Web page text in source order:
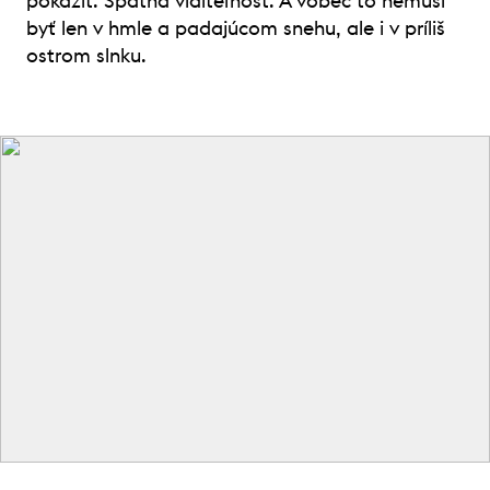
byť len v hmle a padajúcom snehu, ale i v príliš
ostrom slnku.